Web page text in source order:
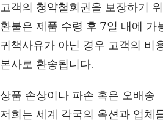
고객의 청약철회권을 보장하기
환불은 제품 수령 후 7일 내에 가
귀책사유가 아닌 경우 고객의 비
본사로 환송됩니다.
상품 손상이나 파손 혹은 오배송
저희는 세계 각국의 옥션과 업체